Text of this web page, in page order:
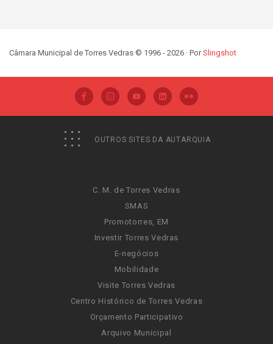
Câmara Municipal de Torres Vedras © 1996 - 2026 · PorSlingshot
OUTROS SITES DA AUTARQUIA
C. M. de Torres Vedras
SMAS
Promotorres, EM
Investir Torres Vedras
E-negócios
Mobilidade
Visite Torres Vedras
Centro Histórico de Torres Vedras
Orçamento Participativo
Arquivo Municipal